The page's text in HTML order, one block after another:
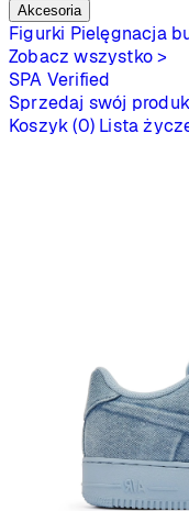
Akcesoria
Figurki Pielęgnacja
Zobacz wszystko >
SPA Verified
Sprzedaj swój
Koszyk (0) Lista